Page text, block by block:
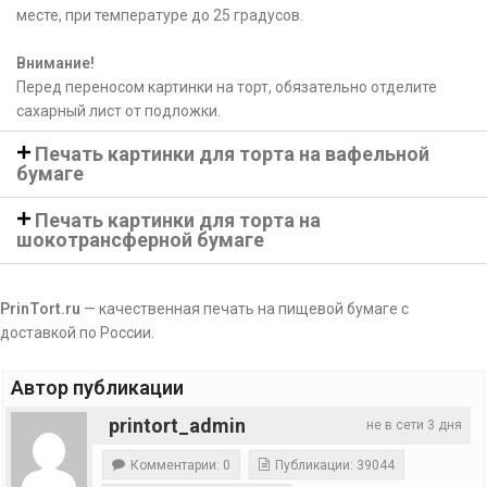
месте, при температуре до 25 градусов.
Внимание!
Перед переносом картинки на торт, обязательно отделите
сахарный лист от подложки.
Печать картинки для торта на вафельной
бумаге
Печать картинки для торта на
шокотрансферной бумаге
PrinTort.ru — качественная печать на пищевой бумаге с
доставкой по России.
Автор публикации
не в сети 3 дня
printort_admin
Комментарии: 0 Публикации: 39044